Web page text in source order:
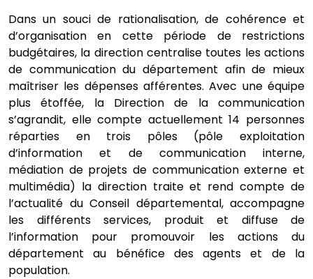
Dans un souci de rationalisation, de cohérence et
d’organisation en cette période de restrictions
budgétaires, la direction centralise toutes les actions
de communication du département afin de mieux
maîtriser les dépenses afférentes. Avec une équipe
plus étoffée, la Direction de la communication
s’agrandit, elle compte actuellement 14 personnes
réparties en trois pôles (pôle exploitation
d’information et de communication interne,
médiation de projets de communication externe et
multimédia) la direction traite et rend compte de
l’actualité du Conseil départemental, accompagne
les différents services, produit et diffuse de
l’information pour promouvoir les actions du
département au bénéfice des agents et de la
population.